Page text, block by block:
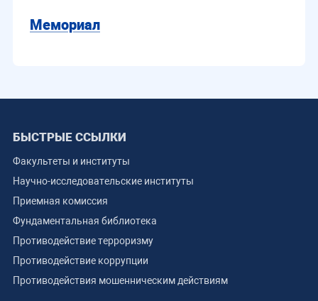
Мемориал
БЫСТРЫЕ ССЫЛКИ
Факультеты и институты
Научно-исследовательские институты
Приемная комиссия
Фундаментальная библиотека
Противодействие терроризму
Противодействие коррупции
Противодействия мошенническим действиям